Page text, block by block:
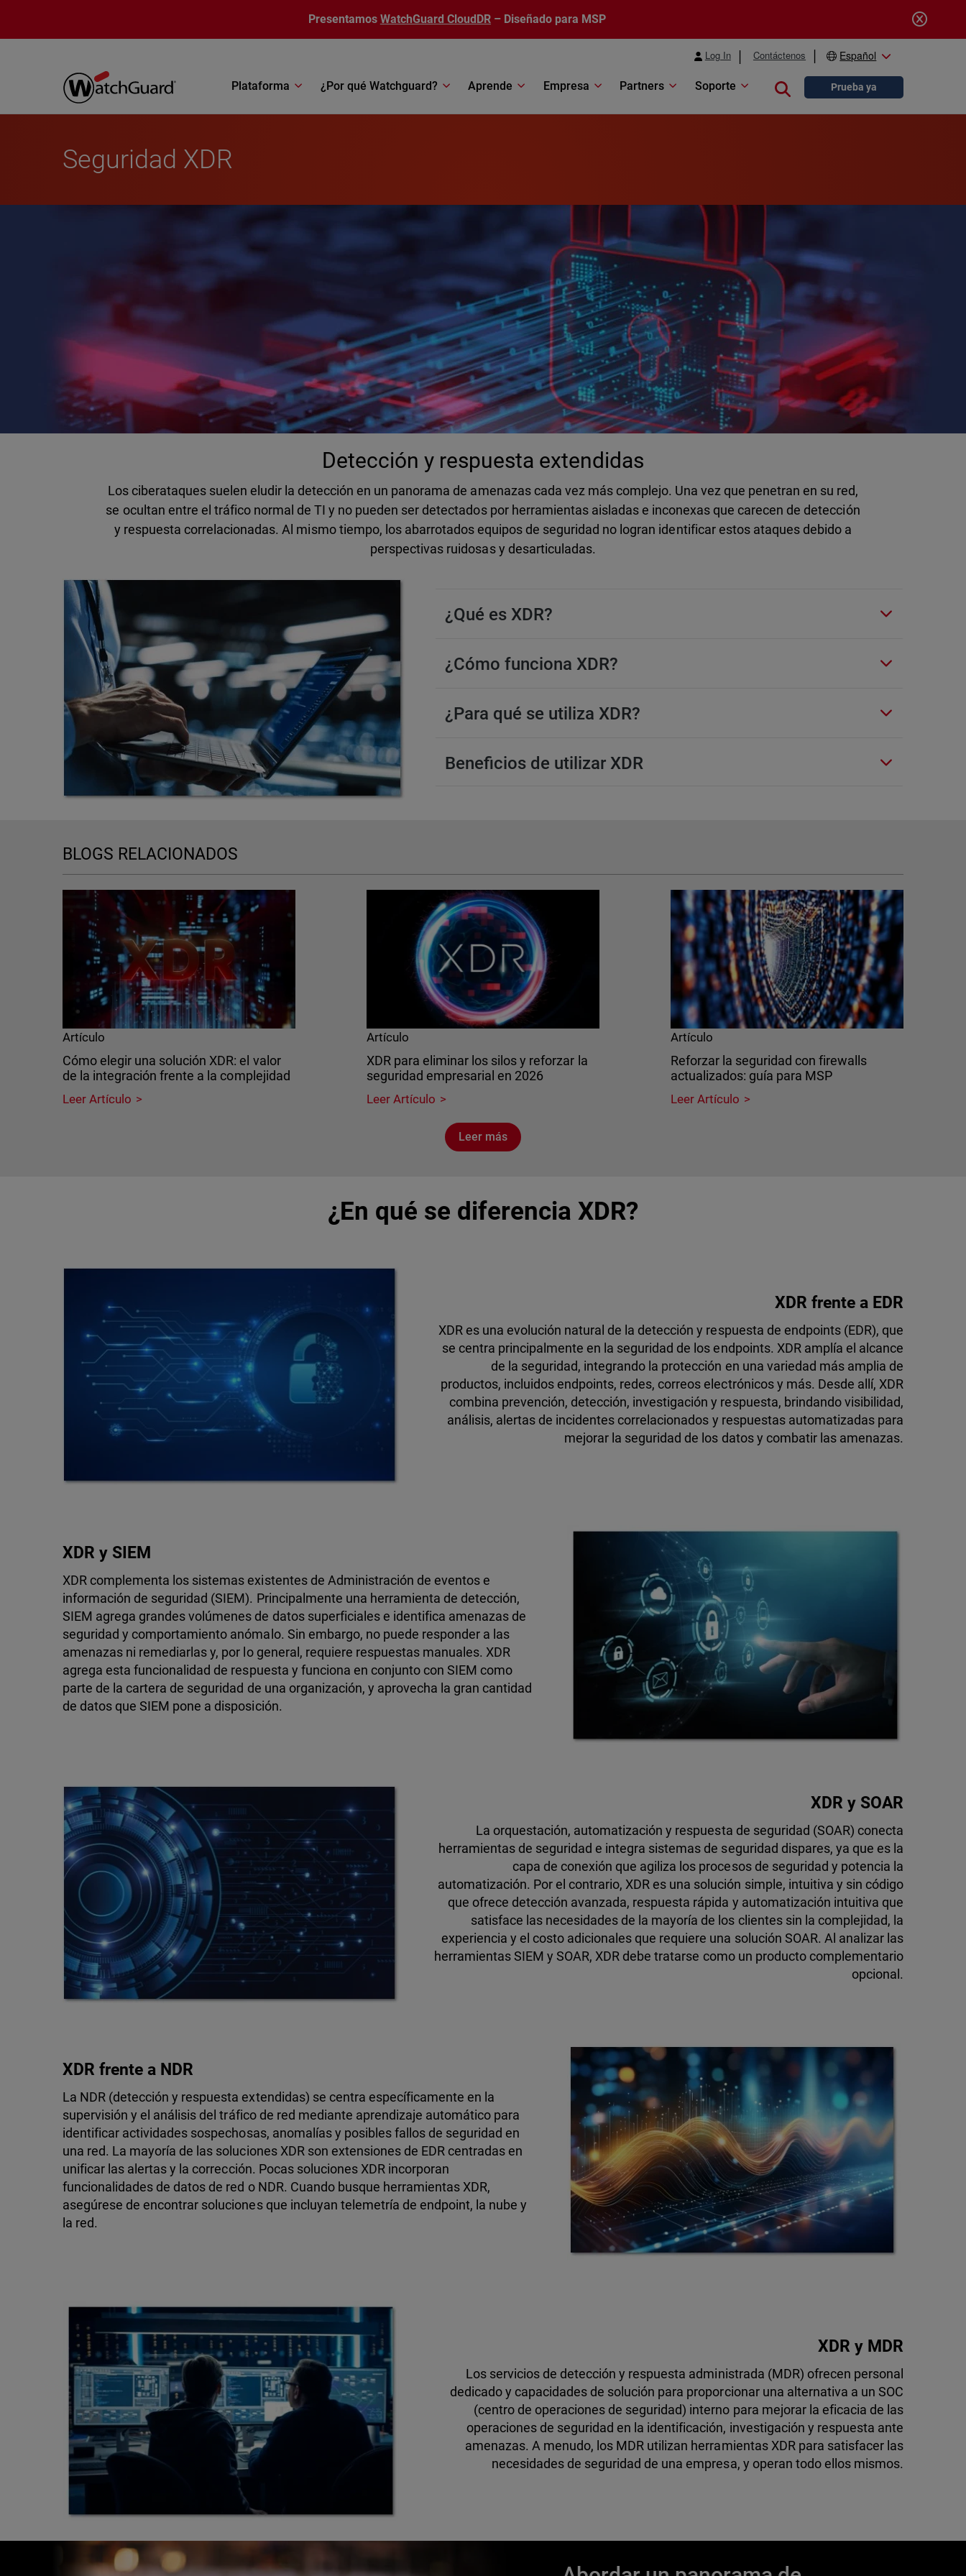
Presentamos WatchGuard CloudDR – Diseñado para MSP
Log In Contáctenos Español
Plataforma ¿Por qué Watchguard? Aprende Empresa Partners Soporte Close searchPrueba ya
Seguridad XDR
Detección y respuesta extendidas
Los ciberataques suelen eludir la detección en un panorama de amenazas cada vez más complejo. Una vez que penetran en su red,
se ocultan entre el tráfico normal de TI y no pueden ser detectados por herramientas aisladas e inconexas que carecen de detección
y respuesta correlacionadas. Al mismo tiempo, los abarrotados equipos de seguridad no logran identificar estos ataques debido a
perspectivas ruidosas y desarticuladas.
¿Qué es XDR?
¿Cómo funciona XDR?
¿Para qué se utiliza XDR?
Beneficios de utilizar XDR
BLOGS RELACIONADOS
Artículo
Cómo elegir una solución XDR: el valor
de la integración frente a la complejidad
Leer Artículo
Artículo
XDR para eliminar los silos y reforzar la
seguridad empresarial en 2026
Leer Artículo
Artículo
Reforzar la seguridad con firewalls
actualizados: guía para MSP
Leer Artículo
Leer más
¿En qué se diferencia XDR?
XDR frente a EDR
XDR es una evolución natural de la detección y respuesta de endpoints (EDR), que
se centra principalmente en la seguridad de los endpoints. XDR amplía el alcance
de la seguridad, integrando la protección en una variedad más amplia de
productos, incluidos endpoints, redes, correos electrónicos y más. Desde allí, XDR
combina prevención, detección, investigación y respuesta, brindando visibilidad,
análisis, alertas de incidentes correlacionados y respuestas automatizadas para
mejorar la seguridad de los datos y combatir las amenazas.
XDR y SIEM
XDR complementa los sistemas existentes de Administración de eventos e
información de seguridad (SIEM). Principalmente una herramienta de detección,
SIEM agrega grandes volúmenes de datos superficiales e identifica amenazas de
seguridad y comportamiento anómalo. Sin embargo, no puede responder a las
amenazas ni remediarlas y, por lo general, requiere respuestas manuales. XDR
agrega esta funcionalidad de respuesta y funciona en conjunto con SIEM como
parte de la cartera de seguridad de una organización, y aprovecha la gran cantidad
de datos que SIEM pone a disposición.
XDR y SOAR
La orquestación, automatización y respuesta de seguridad (SOAR) conecta
herramientas de seguridad e integra sistemas de seguridad dispares, ya que es la
capa de conexión que agiliza los procesos de seguridad y potencia la
automatización. Por el contrario, XDR es una solución simple, intuitiva y sin código
que ofrece detección avanzada, respuesta rápida y automatización intuitiva que
satisface las necesidades de la mayoría de los clientes sin la complejidad, la
experiencia y el costo adicionales que requiere una solución SOAR. Al analizar las
herramientas SIEM y SOAR, XDR debe tratarse como un producto complementario
opcional.
XDR frente a NDR
La NDR (detección y respuesta extendidas) se centra específicamente en la
supervisión y el análisis del tráfico de red mediante aprendizaje automático para
identificar actividades sospechosas, anomalías y posibles fallos de seguridad en
una red. La mayoría de las soluciones XDR son extensiones de EDR centradas en
unificar las alertas y la corrección. Pocas soluciones XDR incorporan
funcionalidades de datos de red o NDR. Cuando busque herramientas XDR,
asegúrese de encontrar soluciones que incluyan telemetría de endpoint, la nube y
la red.
XDR y MDR
Los servicios de detección y respuesta administrada (MDR) ofrecen personal
dedicado y capacidades de solución para proporcionar una alternativa a un SOC
(centro de operaciones de seguridad) interno para mejorar la eficacia de las
operaciones de seguridad en la identificación, investigación y respuesta ante
amenazas. A menudo, los MDR utilizan herramientas XDR para satisfacer las
necesidades de seguridad de una empresa, y operan todo ellos mismos.